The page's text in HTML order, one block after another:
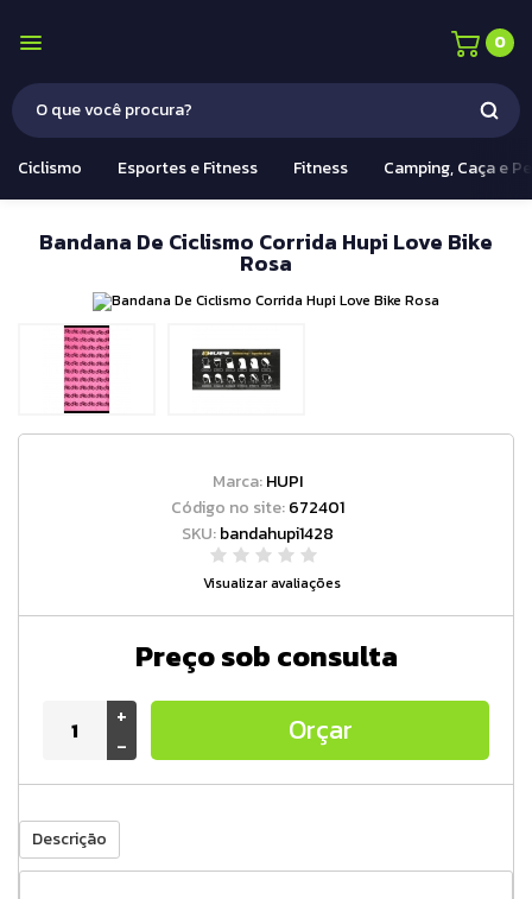
0
Ciclismo Esportes e Fitness Fitness Camping, Caça e
Bandana De Ciclismo Corrida Hupi Love Bike
Rosa
Marca:HUPI
Código no site:672401
SKU:bandahupi1428
Visualizar avaliações
Preço sob consulta
+
-
Orçar
Descrição